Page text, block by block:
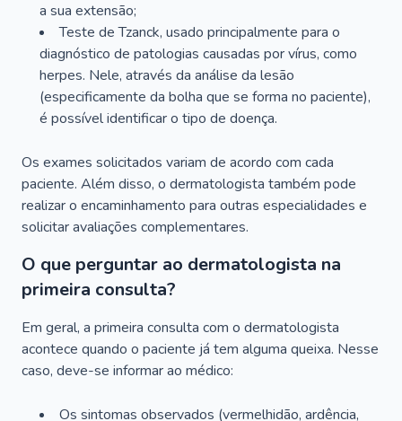
a sua extensão;
Teste de Tzanck, usado principalmente para o
diagnóstico de patologias causadas por vírus, como
herpes. Nele, através da análise da lesão
(especificamente da bolha que se forma no paciente),
é possível identificar o tipo de doença.
Os exames solicitados variam de acordo com cada
paciente. Além disso, o dermatologista também pode
realizar o encaminhamento para outras especialidades e
solicitar avaliações complementares.
O que perguntar ao dermatologista na
primeira consulta?
Em geral, a primeira consulta com o dermatologista
acontece quando o paciente já tem alguma queixa. Nesse
caso, deve-se informar ao médico:
Os sintomas observados (vermelhidão, ardência,